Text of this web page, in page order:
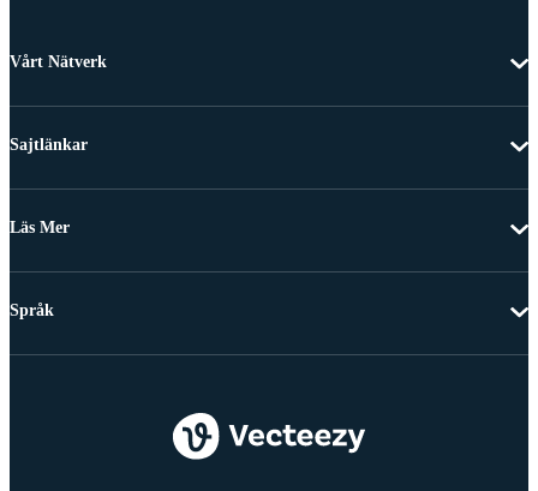
Vårt Nätverk
Sajtlänkar
Läs Mer
Språk